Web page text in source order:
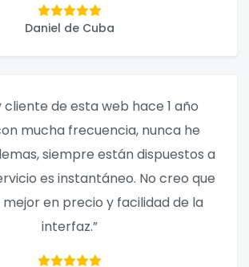
Daniel de Cuba
cliente de esta web hace 1 año
mucha frecuencia, nunca he
siempre están dispuestos a
es instantáneo. No creo que
mejor en precio y facilidad de la
interfaz.”